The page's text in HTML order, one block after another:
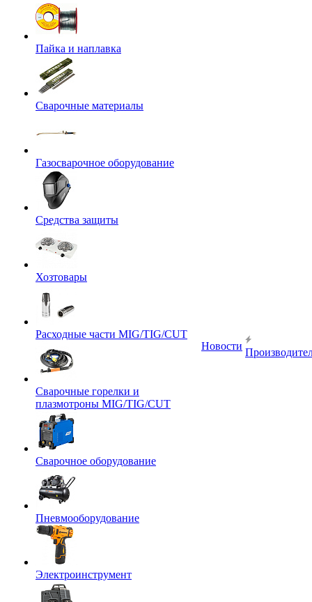
Пайка и наплавка
Сварочные материалы
Газосварочное оборудование
Средства защиты
Хозтовары
Расходные части MIG/TIG/CUT
Сварочные горелки и
плазмотроны MIG/TIG/CUT
Сварочное оборудование
Пневмооборудование
Электроинструмент
Новости